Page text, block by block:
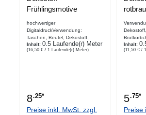
Frühlingsmotive
hochwertiger
DigitaldruckVerwendung:
Taschen, Beutel, Dekostoff,
Dekoration, Brotkörbchen,
Tischdecke, Platzdecke, Vorhang,
Inhalt: 0.5 Laufende(r) Meter
(16,50 € / 1 Laufende(r) Meter)
8.25*
Preise inkl. MwSt. zzgl.
Vorhang,
Inhalt:
(11,50 € /
5.75*
Preise